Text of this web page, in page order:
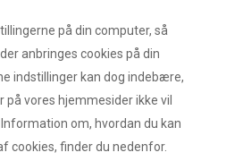
på din computer, så
anbringes cookies på din
indstillinger kan dog indebære,
vores hjemmesider ikke vil
om, hvordan du kan
cookies, finder du nedenfor.